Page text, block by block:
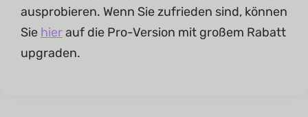
ausprobieren. Wenn Sie zufrieden sind, können
Sie hierauf die Pro-Version mit großem Rabatt
upgraden.